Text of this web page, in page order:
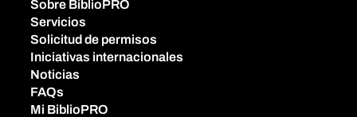
Sobre BiblioPRO
Servicios
Solicitud de permisos
Iniciativas internacionales
Noticias
FAQs
Mi BiblioPRO